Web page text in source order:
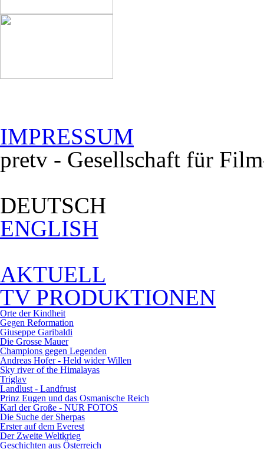
IMPRESSUM
pretv - Gesellschaft für
DEUTSCH
ENGLISH
AKTUELL
TV PRODUKTIONEN
Orte der Kindheit
Gegen Reformation
Giuseppe Garibaldi
Die Grosse Mauer
Champions gegen Legenden
Andreas Hofer - Held wider Willen
Sky river of the Himalayas
Triglav
Landlust - Landfrust
Prinz Eugen und das Osmanische Reich
Karl der Große - NUR FOTOS
Die Suche der Sherpas
Erster auf dem Everest
Der Zweite Weltkrieg
Geschichten aus Österreich